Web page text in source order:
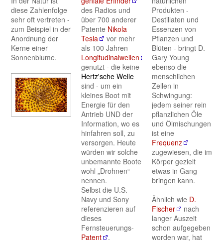
diese Zahlenfolge
sehr oft vertreten -
zum Beispiel in der
Anordnung der
Kerne einer
Sonnenblume.
des Radios und
über 700 anderer
Patente Nikola
Tesla
vor mehr
als 100 Jahren
Longitudinalwellen
genutzt - die keine
Hertz'sche Welle
sind - um ein
kleines Boot mit
Energie für den
Antrieb UND der
Information, wo es
hinfahren soll, zu
versorgen. Heute
würden wir solche
unbemannte Boote
wohl „Drohnen“
nennen.
Selbst die U.S.
Navy und Sony
referenzieren auf
dieses
Fernsteuerungs-
Patent
.
Produkten -
Destillaten und
Essenzen von
Pflanzen und
Blüten - bringt D.
Gary Young
ebenso die
menschlichen
Zellen in
Schwingung:
jedem seiner rein
pflanzlichen Öle
und Ölmischungen
ist eine
Frequenz
zugewiesen, die im
Körper gezielt
etwas in Gang
bringen kann.
Ähnlich wie D.
Fischer
nach
langer Auszeit
schon aufgegeben
worden war, hat